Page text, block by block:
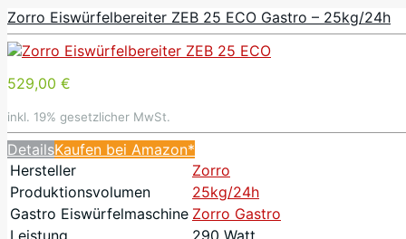
Zorro Eiswürfelbereiter ZEB 25 ECO Gastro – 25kg/24h
529,00 €
inkl. 19% gesetzlicher MwSt.
DetailsKaufen bei Amazon*
Hersteller
Zorro
Produktionsvolumen
25kg/24h
Gastro Eiswürfelmaschine Zorro Gastro
Leistung
290 Watt